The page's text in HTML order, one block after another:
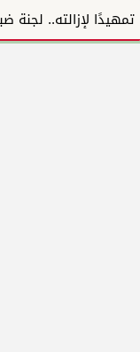
تمهيدًا لإزالته.. لجنة